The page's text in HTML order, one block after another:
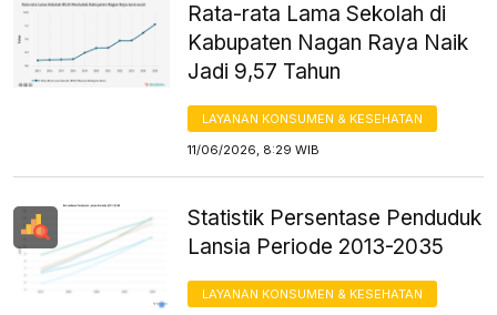
Rata-rata Lama Sekolah di
Kabupaten Nagan Raya Naik
Jadi 9,57 Tahun
LAYANAN KONSUMEN & KESEHATAN
11/06/2026, 8:29 WIB
Statistik Persentase Penduduk
Lansia Periode 2013-2035
LAYANAN KONSUMEN & KESEHATAN